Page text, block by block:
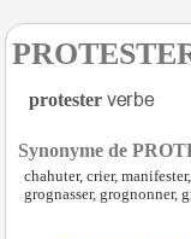
protester
Synonyme de
chahuter, crier,
grognasser, grognonner,